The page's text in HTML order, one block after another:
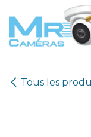
Se rendre au
Tous les